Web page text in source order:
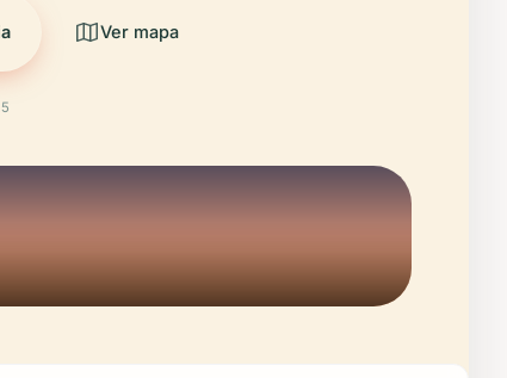
Ver mapa